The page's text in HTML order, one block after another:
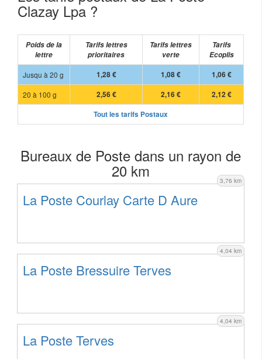
Clazay Lpa ?
Poids de la
lettre
Tarifs lettres
prioritaires
Tarifs lettres
verte
Tarifs
Ecoplis
Jusqu à 20 g
1,28 € 1,08 €
1,06 €
20 à 100 g
2,56 € 2,16 €
2,12 €
Tout les tarifs Postaux
Bureaux de Poste dans un rayon de
20 km 3,76 km
La Poste Courlay Carte D Aure
4,04 km
La Poste Bressuire Terves
4,04 km
La Poste Terves